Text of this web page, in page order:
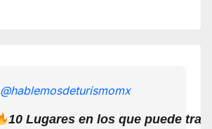
@hablemosdeturismomx
10 Lugares en los que puede